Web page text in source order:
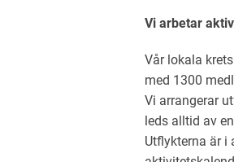
Vi arbetar
Vår lokala
med 1300
Vi arrangerar
leds alltid av
Utflykterna är i